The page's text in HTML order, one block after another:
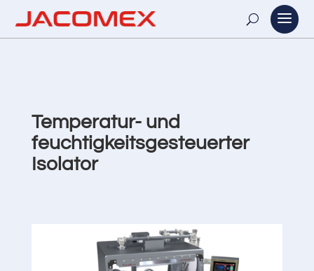
Temperatur- und
feuchtigkeitsgesteuerter
Isolator